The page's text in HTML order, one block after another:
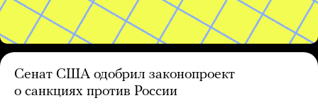
Сенат США одобрил законопроект
о санкциях против России